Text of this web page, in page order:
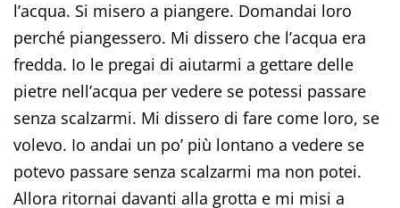
l’acqua. Si misero a piangere. Domandai loro
perché piangessero. Mi dissero che l’acqua era
fredda. Io le pregai di aiutarmi a gettare delle
pietre nell’acqua per vedere se potessi passare
senza scalzarmi. Mi dissero di fare come loro, se
volevo. Io andai un po’ più lontano a vedere se
potevo passare senza scalzarmi ma non potei.
Allora ritornai davanti alla grotta e mi misi a